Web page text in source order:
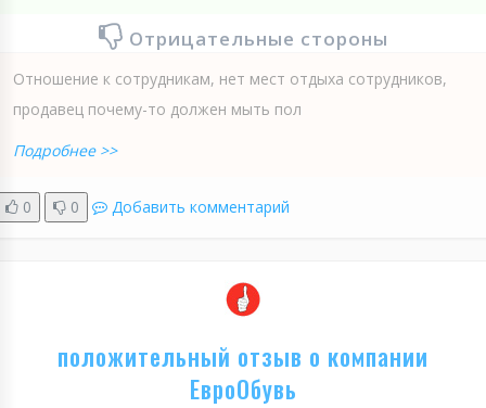
Отрицательные стороны
Отношение к сотрудникам, нет мест отдыха сотрудников,
продавец почему-то должен мыть пол
Подробнее >>
0 0 Добавить комментарий
положительный отзыв о компании
ЕвроОбувь